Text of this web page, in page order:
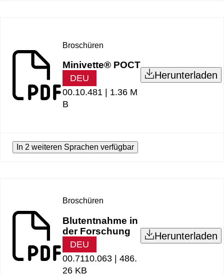
Broschüren
Minivette® POCT
DEU
00.10.481 | 1.36 M
B
Herunterladen
In 2 weiteren Sprachen verfügbar
Broschüren
Blutentnahme in
der Forschung
DEU
00.7110.063 | 486.
26 KB
Herunterladen